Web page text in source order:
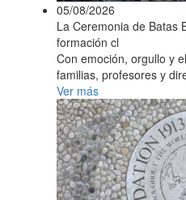
05/08/2026
La Ceremonia de Batas
formación cl
Con emoción, orgullo y
familias, profesores y
Ver más